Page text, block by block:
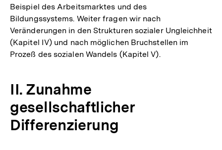
Beispiel des Arbeitsmarktes und des
Bildungssystems. Weiter fragen wir nach
Veränderungen in den Strukturen sozialer Ungleichheit
(Kapitel IV) und nach möglichen Bruchstellen im
Prozeß des sozialen Wandels (Kapitel V).
II. Zunahme
gesellschaftlicher
Differenzierung